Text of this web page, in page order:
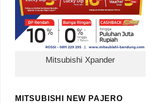
Mitsubishi Xpander
MITSUBISHI NEW PAJERO